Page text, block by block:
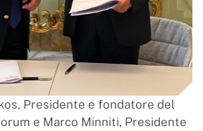
Presidente e fondatore del
e Marco Minniti, Presidente